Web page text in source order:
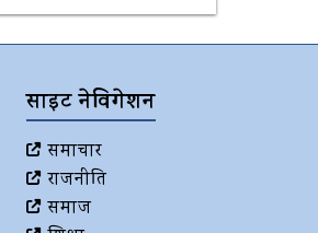
साइट नेविगेशन
समाचार
राजनीति
समाज